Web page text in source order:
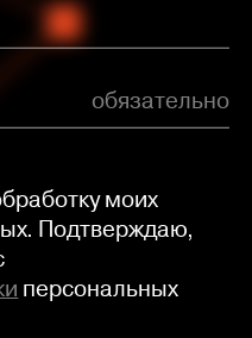
обязательно
моих
Подтверждаю,
персональных